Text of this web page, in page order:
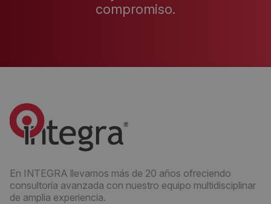
compromiso.
En INTEGRA llevamos más de 20 años ofreciendo
consultoría avanzada con nuestro equipo multidisciplinar
de amplia experiencia.